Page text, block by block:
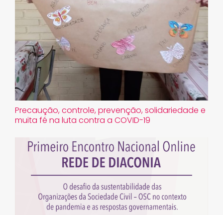
Precaução, controle, prevenção, solidariedade e
muita fé na luta contra a COVID-19